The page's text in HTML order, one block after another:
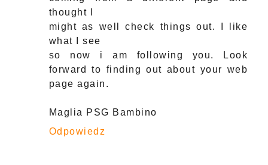
thought I
might as well check things out. I like
what I see
so now i am following you. Look
forward to finding out about your web
page again.
Maglia PSG Bambino
Odpowiedz